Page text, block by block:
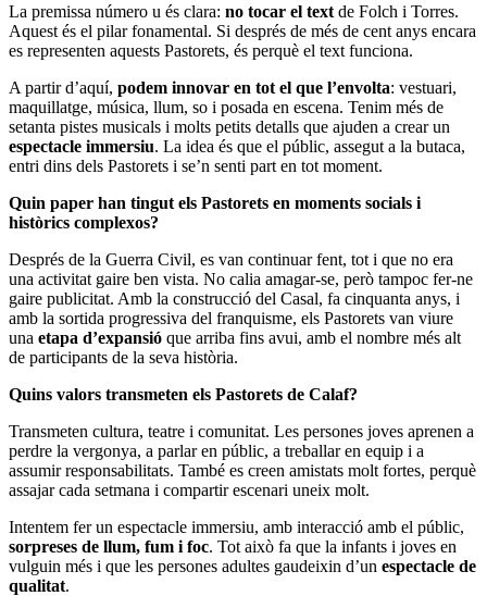
La premissa número u és clara: no tocar el text de Folch i Torres.
Aquest és el pilar fonamental. Si després de més de cent anys encara
es representen aquests Pastorets, és perquè el text funciona.
A partir d’aquí, podem innovar en tot el que l’envolta: vestuari,
maquillatge, música, llum, so i posada en escena. Tenim més de
setanta pistes musicals i molts petits detalls que ajuden a crear un
espectacle immersiu. La idea és que el públic, assegut a la butaca,
entri dins dels Pastorets i se’n senti part en tot moment.
Quin paper han tingut els Pastorets en moments socials i
històrics complexos?
Després de la Guerra Civil, es van continuar fent, tot i que no era
una activitat gaire ben vista. No calia amagar-se, però tampoc fer-ne
gaire publicitat. Amb la construcció del Casal, fa cinquanta anys, i
amb la sortida progressiva del franquisme, els Pastorets van viure
una etapa d’expansió que arriba fins avui, amb el nombre més alt
de participants de la seva història.
Quins valors transmeten els Pastorets de Calaf?
Transmeten cultura, teatre i comunitat. Les persones joves aprenen a
perdre la vergonya, a parlar en públic, a treballar en equip i a
assumir responsabilitats. També es creen amistats molt fortes, perquè
assajar cada setmana i compartir escenari uneix molt.
Intentem fer un espectacle immersiu, amb interacció amb el públic,
sorpreses de llum, fum i foc. Tot això fa que la infants i joves en
vulguin més i que les persones adultes gaudeixin d’un espectacle de
qualitat.